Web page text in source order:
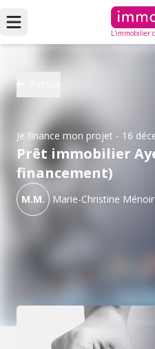
L'immobilier
Je finance mon projet - 16
Prêt immobilier
financement)
M.M. Marie-Christine